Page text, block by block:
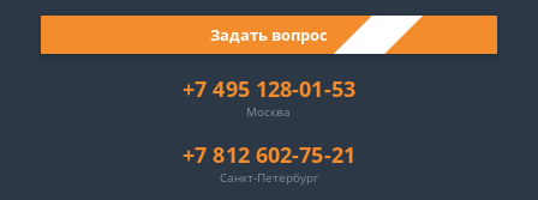
+7 495 128-01-53
Москва
+7 812 602-75-21
Санкт-Петербург
Задать вопрос